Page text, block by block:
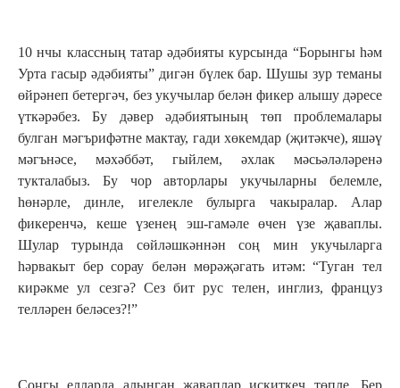
10 нчы классның татар әдәбияты курсында “Борынгы һәм
Урта гасыр әдәбияты” дигән бүлек бар. Шушы зур теманы
өйрәнеп бетергәч, без укучылар белән фикер алышу дәресе
үткәрәбез. Бу дәвер әдәбиятының төп проблемалары
булган мәгърифәтне мактау, гади хөкемдар (җитәкче), яшәү
мәгънәсе, мәхәббәт, гыйлем, әхлак мәсьәләләренә
тукталабыз. Бу чор авторлары укучыларны белемле,
һөнәрле, динле, игелекле булырга чакыралар. Алар
фикеренчә, кеше үзенең эш-гамәле өчен үзе җаваплы.
Шулар турында сөйләшкәннән соң мин укучыларга
һәрвакыт бер сорау белән мөрәҗәгать итәм: “Туган тел
кирәкме ул сезгә? Сез бит рус телен, инглиз, француз
телләрен беләсез?!”
Соңгы елларда алынган җаваплар искиткеч төпле. Бер